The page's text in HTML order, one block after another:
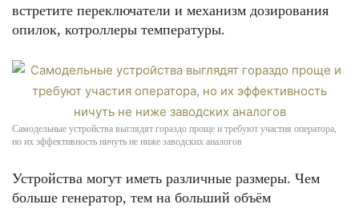
встретите переключатели и механизм дозирования
опилок, котроллеры температуры.
Самодельные устройства выглядят гораздо проще и требуют участия оператора,
но их эффективность ничуть не ниже заводских аналогов
Устройства могут иметь различные размеры. Чем
больше генератор, тем на больший объём